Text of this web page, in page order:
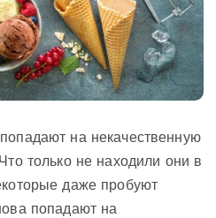
на некачественную
только не находили они в
даже пробуют
попадают на